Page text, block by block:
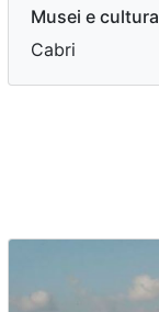
Musei e cultura
Cabri